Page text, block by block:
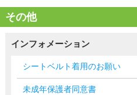
その他
インフォメーション
シートベルト着用のお願い
未成年保護者同意書